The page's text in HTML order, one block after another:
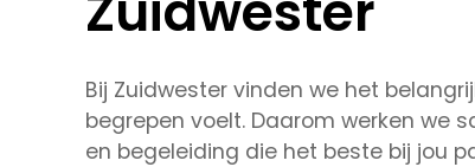
Bij Zuidwester vinden we het
begrepen voelt. Daarom werken we
en begeleiding die het beste bij jou